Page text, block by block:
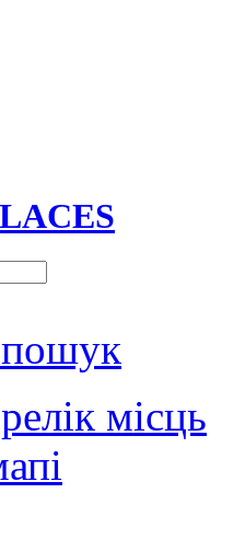
місць